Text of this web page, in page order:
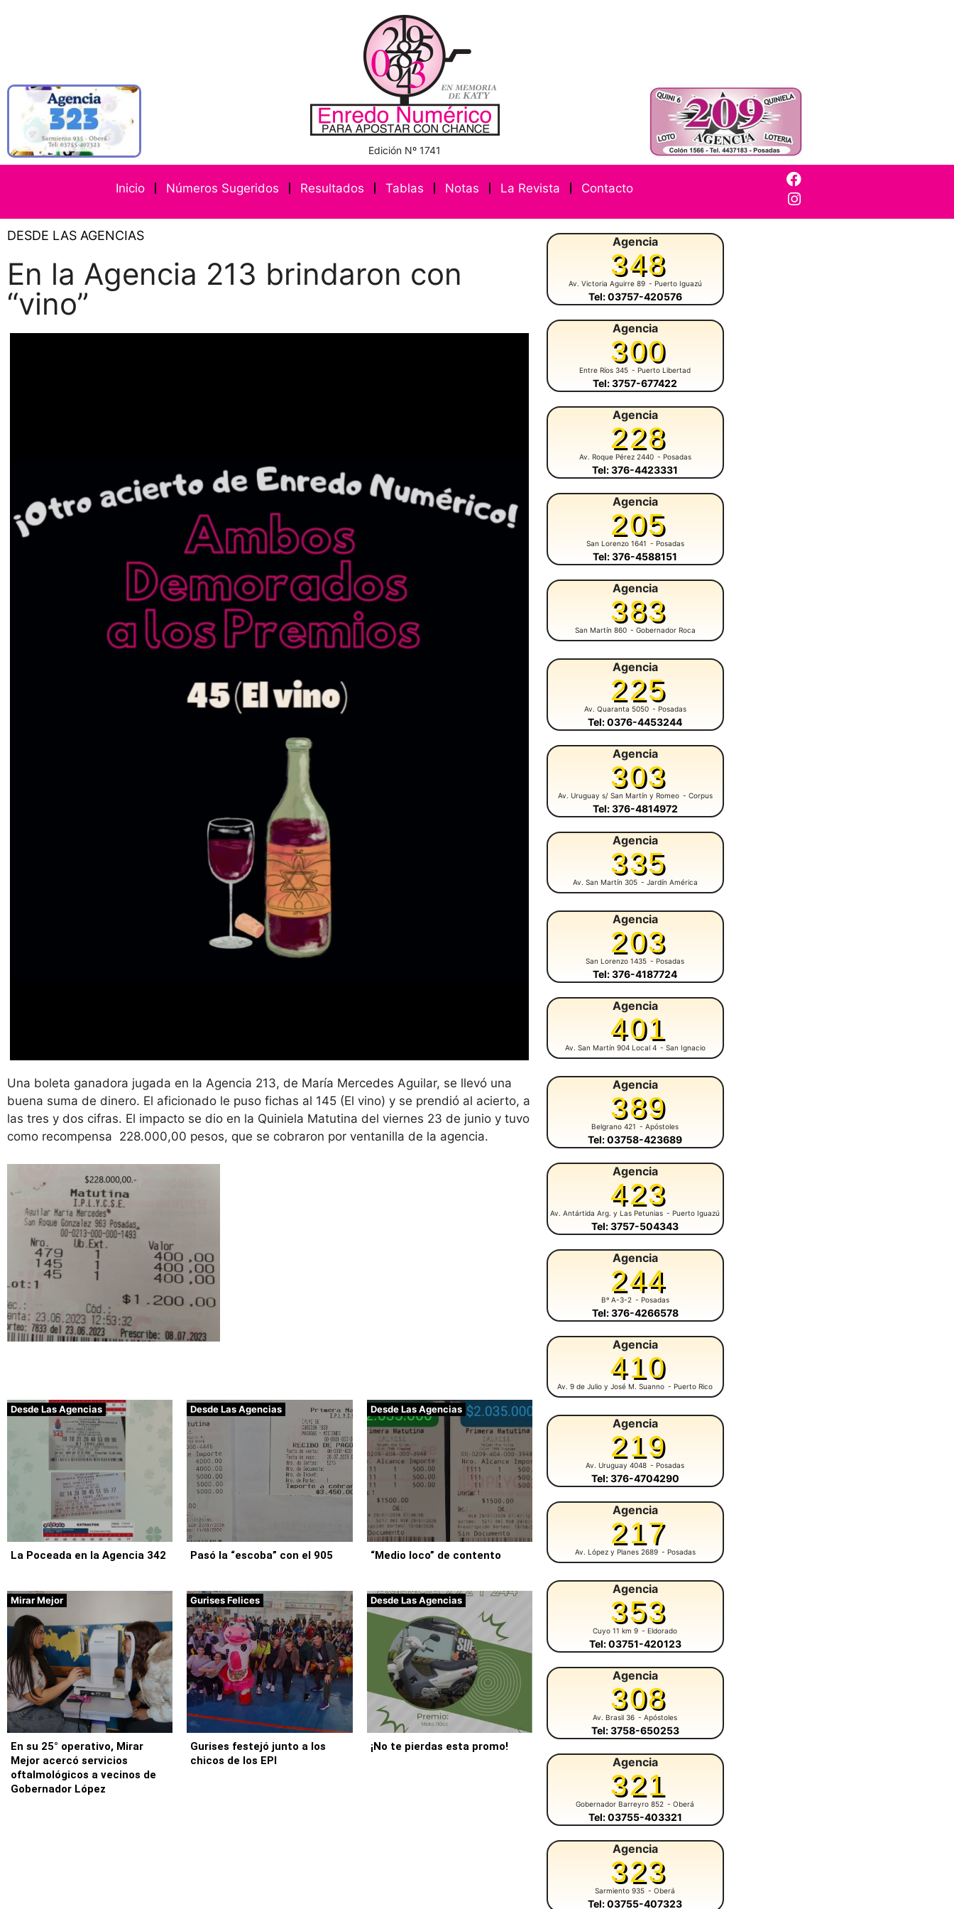
Edición Nº 1741
Inicio Números Sugeridos Resultados Tablas Notas La Revista Contacto
DESDE LAS AGENCIAS
En la Agencia 213 brindaron con
“vino”
Una boleta ganadora jugada en la Agencia 213, de María Mercedes Aguilar, se llevó una
buena suma de dinero. El aficionado le puso fichas al 145 (El vino) y se prendió al acierto, a
las tres y dos cifras. El impacto se dio en la Quiniela Matutina del viernes 23 de junio y tuvo
como recompensa 228.000,00 pesos, que se cobraron por ventanilla de la agencia.
Desde Las Agencias
La Poceada en la Agencia 342
Desde Las Agencias
Pasó la “escoba” con el 905
Desde Las Agencias
“Medio loco” de contento
Mirar Mejor
En su 25° operativo, Mirar
Mejor acercó servicios
oftalmológicos a vecinos de
Gobernador López
Gurises Felices
Gurises festejó junto a los
chicos de los EPI
Desde Las Agencias
¡No te pierdas esta promo!
Agencia
348
Av. Victoria Aguirre 89 - Puerto Iguazú
Tel: 03757-420576
Agencia
300
Entre Ríos 345 - Puerto Libertad
Tel: 3757-677422
Agencia
228
Av. Roque Pérez 2440 - Posadas
Tel: 376-4423331
Agencia
205
San Lorenzo 1641 - Posadas
Tel: 376-4588151
Agencia
383
San Martín 860 - Gobernador Roca
Agencia
225
Av. Quaranta 5050 - Posadas
Tel: 0376-4453244
Agencia
303
Av. Uruguay s/ San Martín y Romeo - Corpus
Tel: 376-4814972
Agencia
335
Av. San Martín 305 - Jardín América
Agencia
203
San Lorenzo 1435 - Posadas
Tel: 376-4187724
Agencia
401
Av. San Martín 904 Local 4 - San Ignacio
Agencia
389
Belgrano 421 - Apóstoles
Tel: 03758-423689
Agencia
423
Av. Antártida Arg. y Las Petunias - Puerto Iguazú
Tel: 3757-504343
Agencia
244
Bº A-3-2 - Posadas
Tel: 376-4266578
Agencia
410
Av. 9 de Julio y José M. Suanno - Puerto Rico
Agencia
219
Av. Uruguay 4048 - Posadas
Tel: 376-4704290
Agencia
217
Av. López y Planes 2689 - Posadas
Agencia
353
Cuyo 11 km 9 - Eldorado
Tel: 03751-420123
Agencia
308
Av. Brasil 36 - Apóstoles
Tel: 3758-650253
Agencia
321
Gobernador Barreyro 852 - Oberá
Tel: 03755-403321
Agencia
323
Sarmiento 935 - Oberá
Tel: 03755-407323